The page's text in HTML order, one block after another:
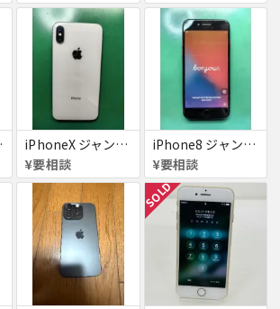
品
iPhoneX ジャンク品
¥要相談
iPhone8 ジャンク品
¥要相談
SOLD